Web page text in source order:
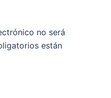
no será
están